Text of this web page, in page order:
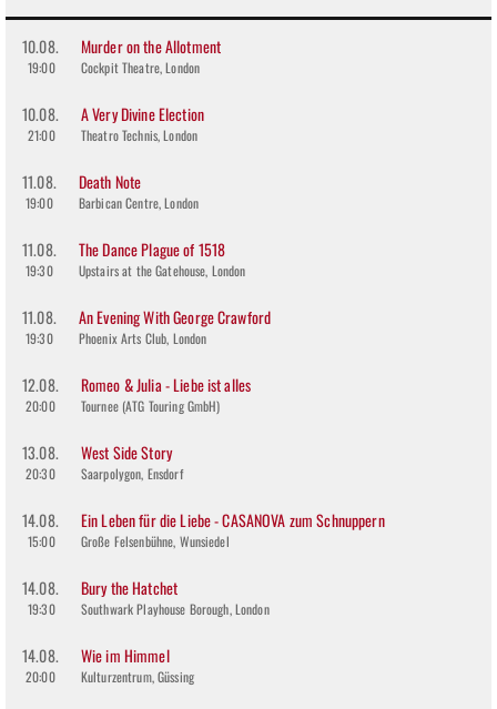
10.08.
19:00
Murder on the Allotment
Cockpit Theatre, London
10.08.
21:00
A Very Divine Election
Theatro Technis, London
11.08.
19:00
Death Note
Barbican Centre, London
11.08.
19:30
The Dance Plague of 1518
Upstairs at the Gatehouse, London
11.08.
19:30
An Evening With George Crawford
Phoenix Arts Club, London
12.08.
20:00
Romeo & Julia - Liebe ist alles
Tournee (ATG Touring GmbH)
13.08.
20:30
West Side Story
Saarpolygon, Ensdorf
14.08.
15:00
Ein Leben für die Liebe - CASANOVA zum Schnuppern
Große Felsenbühne, Wunsiedel
14.08.
19:30
Bury the Hatchet
Southwark Playhouse Borough, London
14.08.
20:00
Wie im Himmel
Kulturzentrum, Güssing